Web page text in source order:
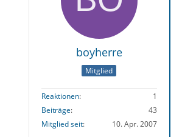
boyherre
Mitglied
Reaktionen
1
Beiträge
43
Mitglied seit
10. Apr. 2007